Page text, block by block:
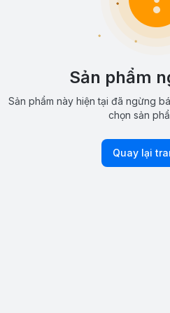
Sản phẩm
Sản phẩm này hiện tại đã ngừng
chọn sản
Quay lại